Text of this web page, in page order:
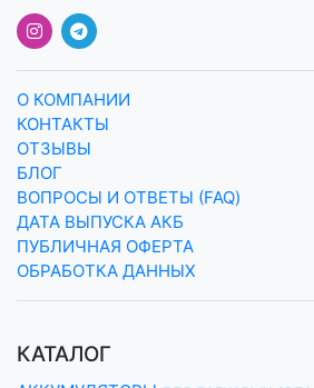
О КОМПАНИИ
КОНТАКТЫ
ОТЗЫВЫ
БЛОГ
ВОПРОСЫ И ОТВЕТЫ (FAQ)
ДАТА ВЫПУСКА АКБ
ПУБЛИЧНАЯ ОФЕРТА
ОБРАБОТКА ДАННЫХ
КАТАЛОГ